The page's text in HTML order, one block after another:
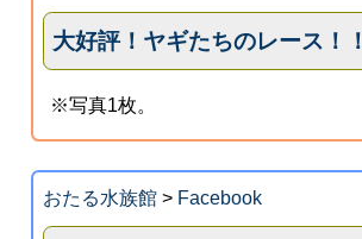
大好評！ヤギたちのレース！！
※写真1枚。
おたる水族館> Facebook